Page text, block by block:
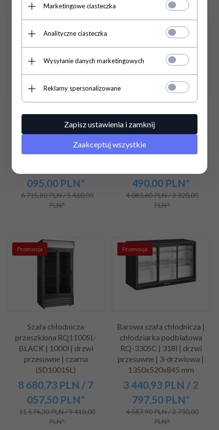
Promocja
RTC235 | cukiernicza |
LED | | 235l
095,00 PLN*
6 715,80 PLN / 5 460,00
PLN*
przeszklona RQ416-
BLACK | 383l |
620x610x1980 mm
490,00 PLN*
4 083,60 PLN / 3 320,00
PLN*
Promocja
Szafa chłodnicza
przeszklona RQ1100SL-
BLACK | 1000l | drzwi
przesuwne | czarna
(SD1001SL)
8 680,73 PLN / 7
057,50 PLN*
11 574,30 PLN / 9 410,00
PLN*
Promocja
Barowa szafa chłodnicza |
chłodziarka podblatowa
RQ-330SC | 318l | drzwi
przesuwne | 3-drzwiowa |
1350x520x845 mm
3 440,93 PLN / 2
797,50 PLN*
4 587,90 PLN / 3 730,00
PLN*
Marketingowe ciasteczka
Analityczne ciasteczka
Wysyłanie danych marketingowych
Reklamy spersonalizowane
Zapisz ustawienia i zamknij
Zaakceptuj wszystkie